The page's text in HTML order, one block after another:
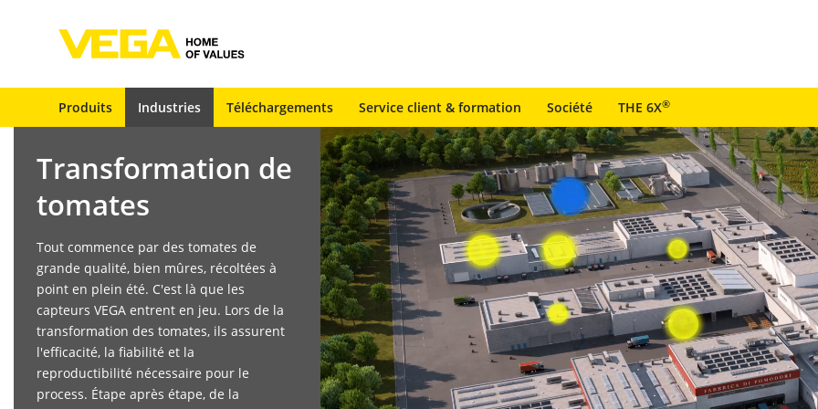
Produits Industries Téléchargements Service client & formation Société THE 6X®
Transformation de
tomates
Tout commence par des tomates de
grande qualité, bien mûres, récoltées à
point en plein été. C'est là que les
capteurs VEGA entrent en jeu. Lors de la
transformation des tomates, ils assurent
l'efficacité, la fiabilité et la
reproductibilité nécessaire pour le
process. Étape après étape, de la